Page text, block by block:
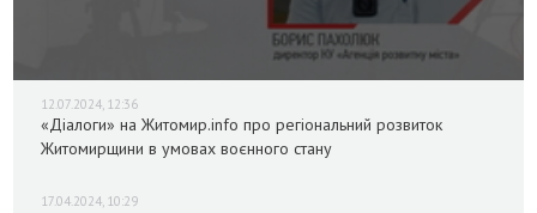
12.07.2024, 12:36
«Діалоги» на Житомир.info про регіональний розвиток
Житомирщини в умовах воєнного стану
17.04.2024, 10:29